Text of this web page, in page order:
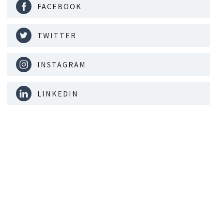
FACEBOOK
TWITTER
INSTAGRAM
LINKEDIN